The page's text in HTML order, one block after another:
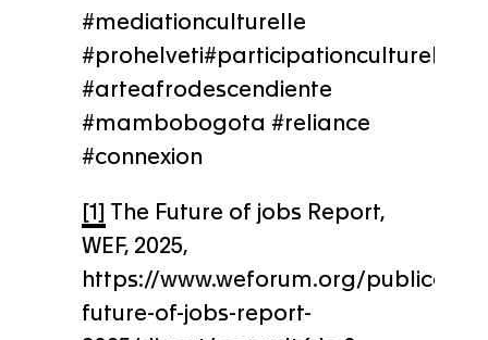
#mediationculturelle
#prohelveti#participationculturelle
#arteafrodescendiente
#mambobogota #reliance
#connexion
[1] The Future of jobs Report,
WEF, 2025,
https://www.weforum.org/
future-of-jobs-report-